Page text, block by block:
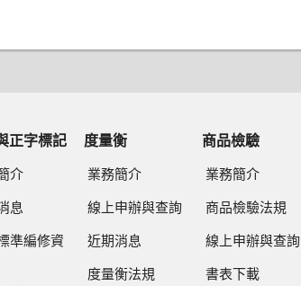
正字標記
介
息
準編修資
度量衡
業務簡介
線上申辦與查詢
近期消息
度量衡法規
商品檢驗
業務簡介
商品檢驗法規
線上申辦與查詢
書表下載